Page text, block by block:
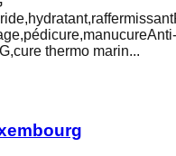
thermo marin...